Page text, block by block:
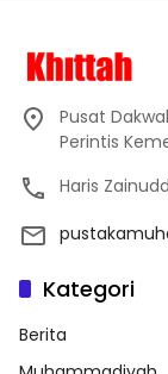
Pusat
Perintis
Haris
Kategori
Berita